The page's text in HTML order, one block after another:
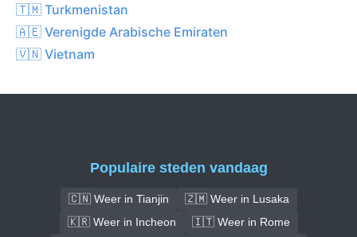
🇹🇲 Turkmenistan
🇦🇪 Verenigde Arabische Emiraten
🇻🇳 Vietnam
Populaire steden vandaag
🇨🇳 Weer in Tianjin
🇿🇲 Weer in Lusaka
🇰🇷 Weer in Incheon
🇮🇹 Weer in Rome